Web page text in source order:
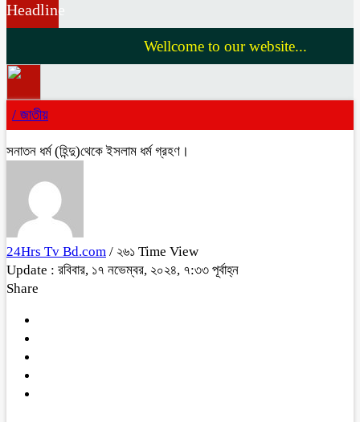
Headline
Wellcome to our website...
/ জাতীয়
সনাতন ‌ধর্ম‌ (হিন্দু)থেকে ইসলাম ধর্ম গ্রহণ।
24Hrs Tv Bd.com / ২৬১ Time View
Update : রবিবার, ১৭ নভেম্বর, ২০২৪, ৭:৩৩ পূর্বাহ্ন
Share